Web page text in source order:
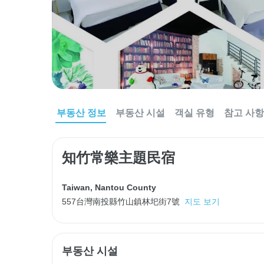
부동산 정보 부동산 시설 객실 유형 참고 사항
知竹常樂主題民宿
Taiwan, Nantou County
557台灣南投縣竹山鎮林圯街7號
지도 보기
부동산 시설